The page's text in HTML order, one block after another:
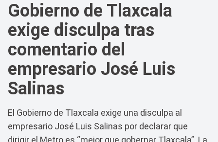
Gobierno de Tlaxcala
exige disculpa tras
comentario del
empresario José Luis
Salinas
El Gobierno de Tlaxcala exige una disculpa al
empresario José Luis Salinas por declarar que
dirigir el Metro es “mejor que gobernar Tlaxcala”. La